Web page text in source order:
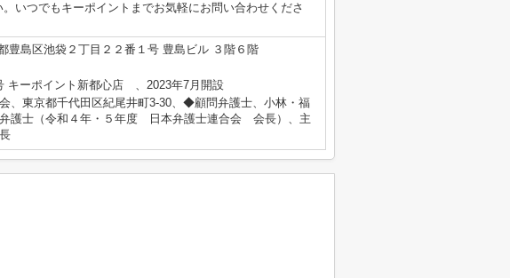
いつでもキーポイントまでお気軽にお問い合わせくださ
豊島区池袋２丁目２２番１号 豊島ビル ３階６階
キーポイント新都心店 、2023年7月開設
、東京都千代田区紀尾井町3-30、◆顧問弁護士、小林・福
護士（令和４年・５年度 日本弁護士連合会 会長）、主